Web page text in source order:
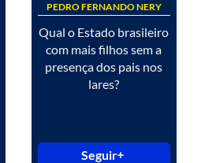
PEDRO FERNANDO NERY
Qual o Estado brasileiro
com mais filhos sem a
presença dos pais nos
lares?
Seguir